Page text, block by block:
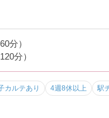
分）
分）
カルテあり 4週8休以上 駅